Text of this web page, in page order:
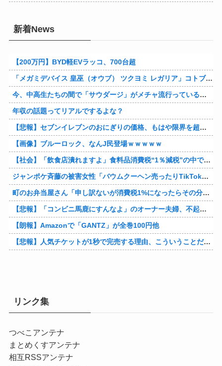
新着News
【200万円】BYD軽EVラッコ、700台超
「メガミデバイス 皇巫（オウブ） ツクヨミ レガリア」コトブキヤデビュー…
今、中高生たちの間で「サウダージ」がメチャ流行っているらしい
年収の話題ってリアルでするよな？
【悲報】セブンイレブンのおにぎりの価格、もはや限界を超える
【画像】ブルーロック、なんJ民登場ｗｗｗｗｗ
【社会】「飲食店潰れますよ」食料品消費税“1％減税”の中で上がる懸念 外食は10％で“9％”差に…一方で対象の弁当店でも悲痛な声「値下げできない…」
ジャンポケ斉藤の被害女性「バウムクーヘン売ったりTikTokライブしててムカついたから示談しなかった」
町のお弁当屋さん「申し訳ないが消費税1%になったらその分商品代を値上げするわ」 「うちも！」
【悲報】「コンビニ馬鹿にすんなよ」のオーナー夫婦、不起訴ｗｗｗｗｗｗｗｗ
【朗報】Amazonで「GANTZ」が全巻100円他
【悲報】人気チケットが1秒で完売する理由、こういうことだったｗｗｗｗ他
リンク集
つべこアンテナ
まとめくすアンテナ
相互RSSアンテナ